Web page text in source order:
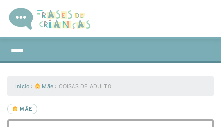
Início › Mãe › COISAS DE ADULTO
MÃE